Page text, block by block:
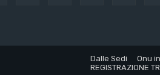
Dalle Sedi Onu
REGISTRAZIONE